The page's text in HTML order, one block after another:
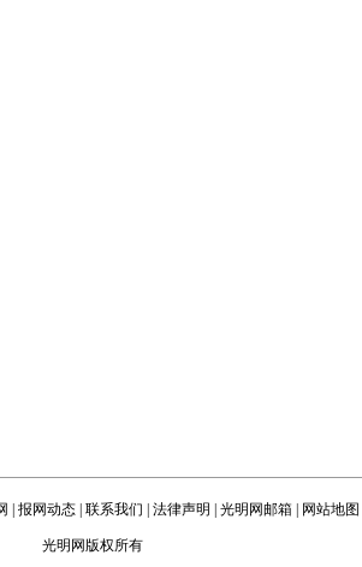
报网动态 联系我们 法律声明 光明网邮箱 网站地图
光明网版权所有